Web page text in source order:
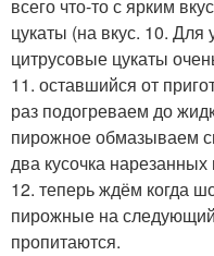
всего что-то с ярким
цукаты (на вкус. 10.
цитрусовые цукаты
11. оставшийся от
раз подогреваем до
пирожное обмазываем
два кусочка нарезанных
12. теперь ждём когда
пирожные на
пропитаются.